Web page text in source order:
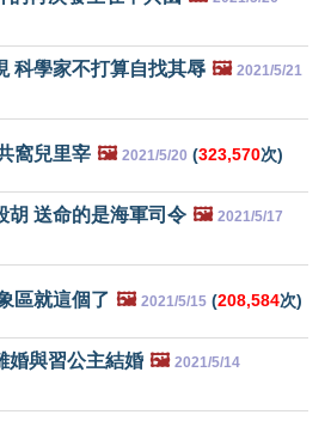
科學家不打算自找其辱 🖼️ 2021/5/21
窩兒里宰 🖼️ 2021/5/20 (323,570次)
送命的是海軍司令 🖼️ 2021/5/17
區就這個了 🖼️ 2021/5/15 (208,584次)
婚與習公主結婚 🖼️ 2021/5/14